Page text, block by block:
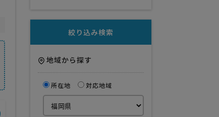
絞り込み検索
地域から探す
所在地 対応地域